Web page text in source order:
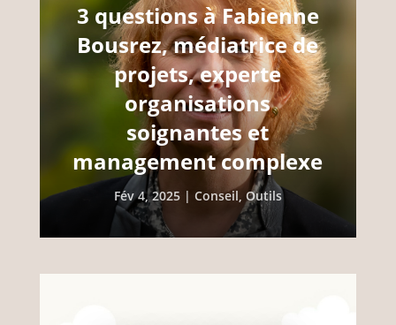
3 questions à Fabienne
Bousrez, médiatrice de
projets, experte
organisations
soignantes et
management complexe
Fév 4, 2025| Conseil, Outils